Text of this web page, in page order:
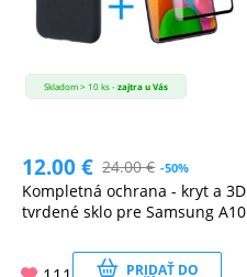
Skladom > 10 ks -zajtra u Vás
12.00€ 24.00€ -50%
Kompletná ochrana - kryt a 3D
tvrdené sklo pre Samsung A10
PRIDAŤ DO